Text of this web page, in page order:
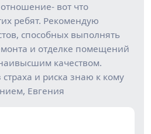
вот что
ребят. Рекомендую
способных выполнять
и отделке помещений
качеством.
и риска знаю к кому
Евгения